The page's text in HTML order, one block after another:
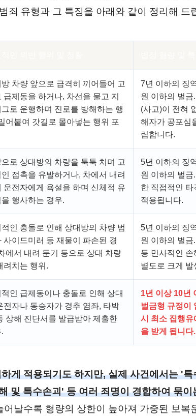
죄 유형과 그 특징을 아래와 같이 정리해 드
방 차량 앞으로 급격히 끼어들어 고
급제동을 하거나, 차선을 물고 지
그로 운행하며 진로를 방해하는 행
어붙여 갓길로 몰아넣는 행위 포
7년 이하의 징
원 이하의 벌금
(사고)이 전혀
해자가 공포심
립합니다.
으로 상대방의 차량을 툭툭 치며 고
인 접촉을 유발하거나, 차에서 내려
운전자에게 욕설을 하며 신체적 유
을 행사하는 경우.
5년 이하의 징
원 이하의 벌금
한 직접적인 타
적용됩니다.
적인 충돌로 인해 상대방의 차량 범
사이드미러 등 재물이 파손된 경
에서 내려 둔기 등으로 상대 차량
려치는 행위.
5년 이하의 징
원 이하의 벌금
등 민사적인 손
별도로 크게 발
적인 급제동이나 충돌로 인해 상대
전자나 동승자가 경추 염좌, 타박
상해 진단서를 발급받아 제출한
1년 이상 10년
벌금형 규정이
시 최소 집행유
을 받게 됩니다.
게 적용되기도 하지만, 실제 사건에서는 '특
및 특수손괴' 등 여러 죄명이 경합하여 묶이
어날수록 형량의 상한이 높아져 가중된 보복